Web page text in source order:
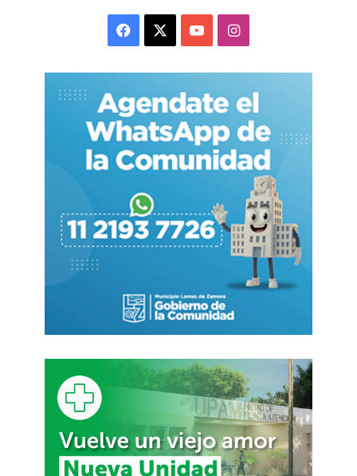
, lo que terminó por desencadenar las
remarcaciones de precios, muchas a partir del
Uno de los rubros que anticipa el traslado a
precios es elalimenticio. Fuentes del mercado
precisaron aEl Destapequela carne subió en
, aproximadamente el doble que
el promedio del sector. También señalaron que
trigo y el maízaumentaron cerca de un 10%.
Aun más, es posible que
en agosto la inflación de
los alimentos se vea presionada por otro factor:
la baja de las retenciones de un 20%
viernes 1º de agosto. El peligro, como siempre,
es que productores, cerealeras y frigoríficos
quieran trasladar a los precios internos la mayor
rentabilidad que comenzarán a tener a partir de
ahora en su precio de exportación.
Facebook YouTubeInstagram